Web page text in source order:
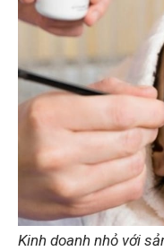
Kinh doanh nhỏ với